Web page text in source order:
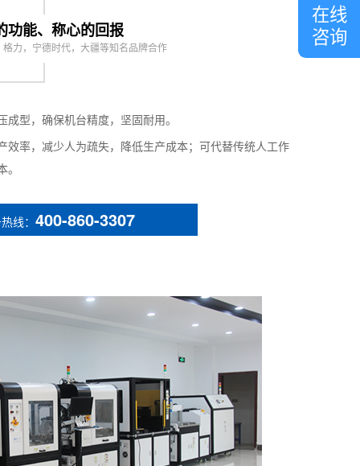
barrels + 1 cleaning barrel
pendant
功能、称心的回报
格力，宁德时代，大疆等知名品牌合作
成型，确保机台精度，坚固耐用。
效率，减少人为疏失，降低生产成本；可代替传统人工作
线： 400-860-3307
服
在线
咨询